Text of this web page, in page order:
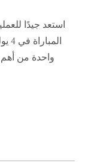
استعد جيدًا
واحدة من أهم